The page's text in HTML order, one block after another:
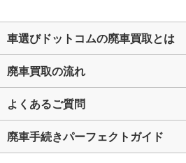
車選びドットコムの廃車買取とは
廃車買取の流れ
よくあるご質問
廃車手続きパーフェクトガイド